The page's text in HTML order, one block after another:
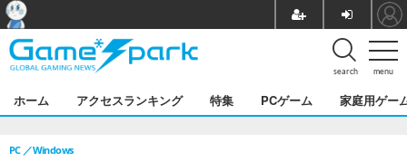
menu
search
ホーム アクセスランキング 特集 PCゲーム 家庭用ゲー
PC Windows